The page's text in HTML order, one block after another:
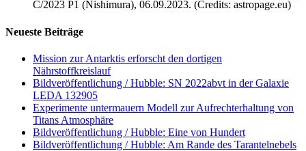
C/2023 P1 (Nishimura), 06.09.2023. (Credits: astropage.eu)
Neueste Beiträge
Mission zur Antarktis erforscht den dortigen
Nährstoffkreislauf
Bildveröffentlichung / Hubble: SN 2022abvt in der Galaxie
LEDA 132905
Experimente untermauern Modell zur Aufrechterhaltung von
Titans Atmosphäre
Bildveröffentlichung / Hubble: Eine von Hundert
Bildveröffentlichung / Hubble: Am Rande des Tarantelnebels